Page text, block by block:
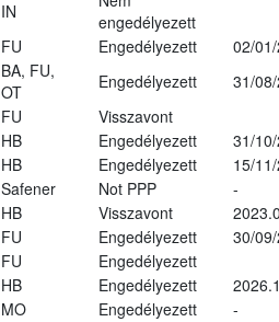
IN
engedélyezett
FU Engedélyezett
02/
BA, FU,
OT
Engedélyezett
31/
FU
Visszavont
HB Engedélyezett
31/
HB Engedélyezett
15/
Safener Not PPP
-
HB Visszavont
FU Engedélyezett
30/
FU
Engedélyezett
HB Engedélyezett
MO Engedélyezett
-